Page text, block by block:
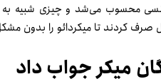
محسوب می‌شد و چیزی شبیه
کردند تا میکردائو را بدون
میکر جواب داد